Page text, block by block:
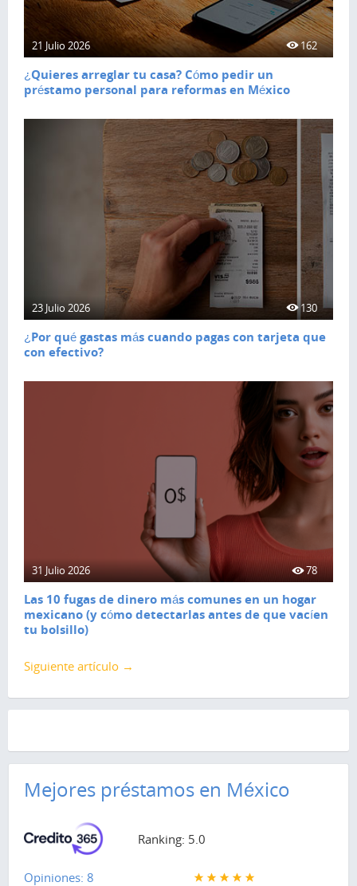
21 Julio 2026 162
¿Quieres arreglar tu casa? Cómo pedir un
préstamo personal para reformas en México
23 Julio 2026 130
¿Por qué gastas más cuando pagas con tarjeta que
con efectivo?
31 Julio 2026 78
Las 10 fugas de dinero más comunes en un hogar
mexicano (y cómo detectarlas antes de que vacíen
tu bolsillo)
Siguiente artículo →
Mejores préstamos en México
Ranking: 5.0
Opiniones: 8